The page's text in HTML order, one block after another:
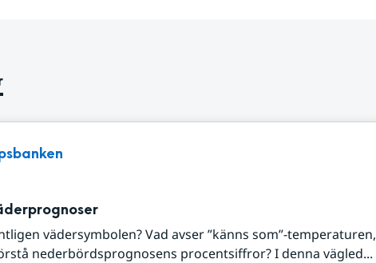
vädersymbolen? Vad avser ”känns som”-temperaturen,
nederbördsprognosens procentsiffror? I denna vägled...